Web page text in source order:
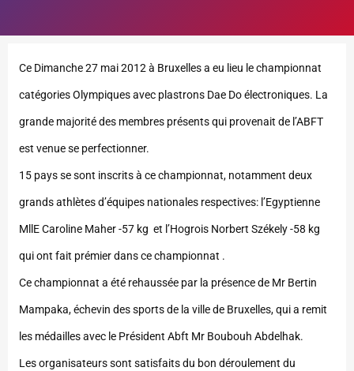
Ce Dimanche 27 mai 2012 à Bruxelles a eu lieu le championnat
catégories Olympiques avec plastrons Dae Do électroniques. La
grande majorité des membres présents qui provenait de l’ABFT
est venue se perfectionner.
15 pays se sont inscrits à ce championnat, notamment deux
grands athlètes d’équipes nationales respectives: l’Egyptienne
MllE Caroline Maher -57 kg et l’Hogrois Norbert Székely -58 kg
qui ont fait prémier dans ce championnat .
Ce championnat a été rehaussée par la présence de Mr Bertin
Mampaka, échevin des sports de la ville de Bruxelles, qui a remit
les médailles avec le Président Abft Mr Boubouh Abdelhak.
Les organisateurs sont satisfaits du bon déroulement du